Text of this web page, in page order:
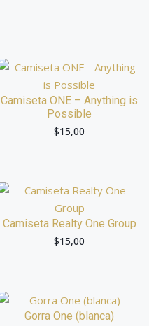
Camiseta ONE – Anything is
Possible
$15,00
Camiseta Realty One Group
$15,00
Gorra One (blanca)